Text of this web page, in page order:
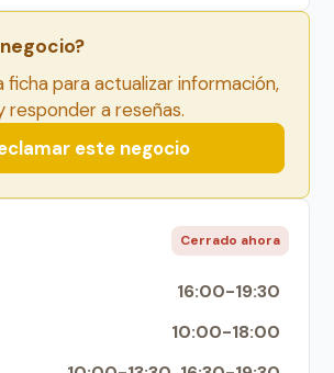
ficha para actualizar información,
responder a reseñas.
este negocio
Cerrado ahora
16:00-19:30
10:00-18:00